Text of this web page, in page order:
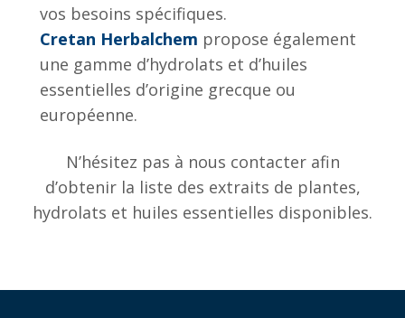
vos besoins spécifiques.
Cretan Herbalchem propose également
une gamme d’hydrolats et d’huiles
essentielles d’origine grecque ou
européenne.
N’hésitez pas à nous contacter afin
d’obtenir la liste des extraits de plantes,
hydrolats et huiles essentielles disponibles.